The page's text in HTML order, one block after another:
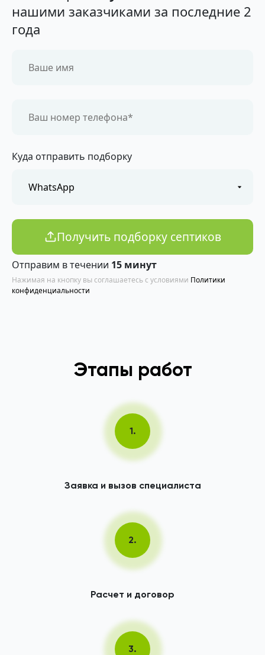
нашими заказчиками за последние 2
года
Куда отправить подборку
Получить подборку септиков
Отправим в течении 15 минут
Нажимая на кнопку вы соглашаетесь с условиями Политики
конфиденциальности
Этапы работ
1.
Заявка и вызов специалиста
2.
Расчет и договор
3.